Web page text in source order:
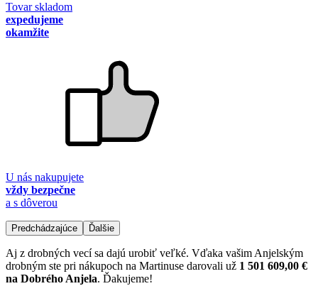
Tovar skladom
expedujeme
okamžite
U nás nakupujete
vždy bezpečne
a s dôverou
Predchádzajúce Ďalšie
Aj z drobných vecí sa dajú urobiť veľké. Vďaka vašim Anjelským
drobným ste pri nákupoch na Martinuse darovali už 1 501 609,00 €
na Dobrého Anjela. Ďakujeme!